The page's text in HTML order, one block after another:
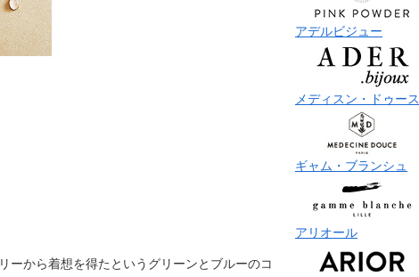
ーから着想を得たというグリーンとブルーのコ
アデルビジュー
メディスン・ドゥース
ギャム・ブランシュ
アリオール